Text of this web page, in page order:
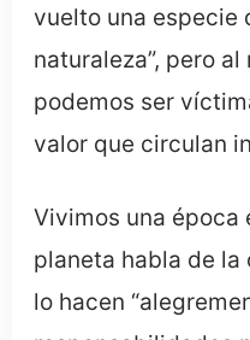
vuelto una especie
naturaleza”, pero
podemos ser
valor que circulan
Vivimos una época
planeta habla de
lo hacen